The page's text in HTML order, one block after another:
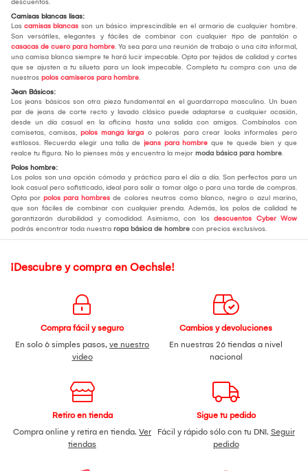
descuentos.
Camisas blancas lisas:
Las camisas blancas son un básico imprescindible en el armario de cualquier hombre.
Son versátiles, elegantes y fáciles de combinar con cualquier tipo de pantalón o
casacas de cuero para hombre. Ya sea para una reunión de trabajo o una cita informal,
una camisa blanca siempre te hará lucir impecable. Opta por tejidos de calidad y cortes
que se ajusten a tu silueta para un look impecable. Completa tu compra con una de
nuestros polos camiseros para hombre.
Jean Básicos:
Los jeans básicos son otra pieza fundamental en el guardarropa masculino. Un buen
par de jeans de corte recto y lavado clásico puede adaptarse a cualquier ocasión,
desde un día casual en la oficina hasta una salida con amigos. Combínalos con
camisetas, camisas, polos manga larga o poleras para crear looks informales pero
estilosos. Recuerda elegir una talla de jeans para hombre que te quede bien y que
realce tu figura. No lo pienses más y encuentra la mejor moda básica para hombre.
Polos hombre:
Los polos son una opción cómoda y práctica para el día a día. Son perfectos para un
look casual pero sofisticado, ideal para salir a tomar algo o para una tarde de compras.
Opta por polos para hombres de colores neutros como blanco, negro o azul marino,
que son fáciles de combinar con cualquier prenda. Además, los polos de calidad te
garantizarán durabilidad y comodidad. Asimismo, con los descuentos Cyber Wow
podrás encontrar toda nuestra ropa básica de hombre con precios exclusivos.
¡Descubre y compra en Oechsle!
Compra fácil y seguro
En solo 6 simples pasos, ve nuestro
video
Cambios y devoluciones
En nuestras 26 tiendas a nivel
nacional
Retiro en tienda
Compra online y retira en tienda. Ver
tiendas
Sigue tu pedido
Fácil y rápido sólo con tu DNI. Seguir
pedido